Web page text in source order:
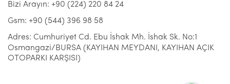
Bizi Arayın: +90 (224) 220 84 24
Gsm: +90 (544) 396 98 58
Adres: Cumhuriyet Cd. Ebu İshak Mh. İshak Sk. No:1
Osmangazi/BURSA (KAYIHAN MEYDANI, KAYIHAN AÇIK
OTOPARKI KARŞISI)